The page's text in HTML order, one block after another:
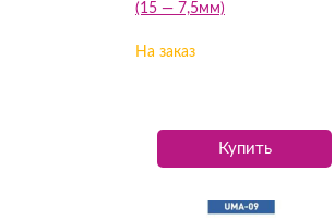
(15 — 7,5мм)
На заказ
Купить